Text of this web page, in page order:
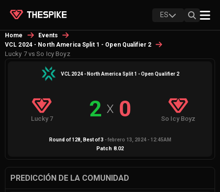
ES
Home
Events
VCL 2024 - North America Split 1 - Open Qualifier 2
Lucky 7 vs So Icy Boyz
VCL 2024 - North America Split 1 - Open Qualifier 2
Lucky 7 2 X 0 So Icy Boyz
Round of 128 , Best of3 - febrero 13, 2024 - 12:45AM
Patch 8.02
PREDICCIÓN DE LA COMUNIDAD